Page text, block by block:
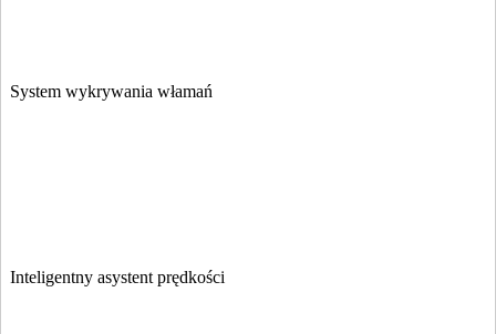
System wykrywania włamań
Inteligentny asystent prędkości